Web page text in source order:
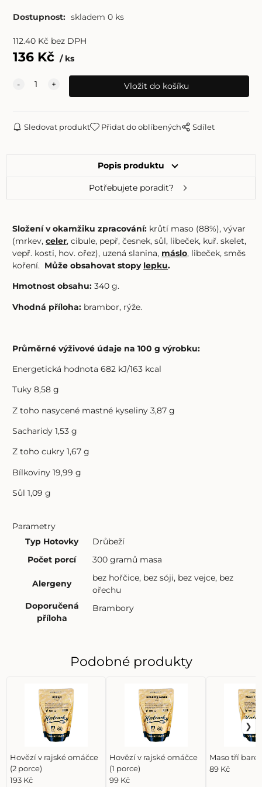
Dostupnost: skladem 0 ks
112.40Kč bez DPH
136Kč ks
Sledovat produkt Přidat do oblíbených Sdílet
Popis produktu
Potřebujete poradit?
Složení v okamžiku zpracování: krůtí maso (88%), vývar
(mrkev,celer, cibule, pepř, česnek, sůl, libeček, kuř. skelet,
vepř. kosti, hov. ořez), uzená slanina, máslo, libeček, směs
koření. Může obsahovat stopy lepku.
Hmotnost obsahu: 340 g.
Vhodná příloha: brambor, rýže.
Průměrné výživové údaje na 100 g výrobku:
Energetická hodnota 682 kJ/163 kcal
Tuky 8,58 g
Z toho nasycené mastné kyseliny 3,87 g
Sacharidy 1,53 g
Z toho cukry 1,67 g
Bílkoviny 19,99 g
Sůl 1,09 g
Parametry
Typ Hotovky
Drůbeží
Počet porcí
300 gramů masa
Alergeny
bez hořčice, bez sóji, bez vejce, bez
ořechu
Doporučená
příloha
Brambory
Podobné produkty
Hovězí v rajské omáčce
(2 porce)
193 Kč
Hovězí v rajské omáčce
(1 porce)
99 Kč
Maso tří
89 Kč